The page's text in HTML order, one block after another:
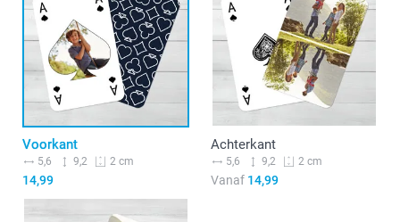
Voorkant
5,6 9,2 2 cm
14,99
Achterkant
5,6 9,2 2 cm
Vanaf14,99